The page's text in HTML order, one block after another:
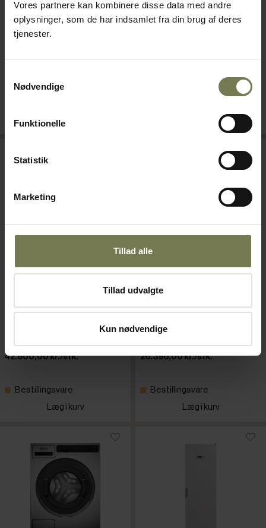
Vores partnere kan kombinere disse data med andre
oplysninger, som de har indsamlet fra din brug af deres
tjenester.
Nødvendige
Funktionelle
Statistik
Marketing
Tillad alle
Tillad udvalgte
Kun nødvendige
Hobart Ecomax F504-12C
opvaskemaskine
Varenr: 81410241
Læg i kurv
Miele PFD 101
opvaskemaskine
Læg i kurv
opvaskemaskine
Din pris (ekskl. moms)
42.800,00 kr./stk.
Bestillingsvare
Læg i kurv
ASKO WMC8943PC.S
vaskemaskine med pumpe
Din pris (ekskl. moms)
26.396,00 kr./stk.
Bestillingsvare
Læg i kurv